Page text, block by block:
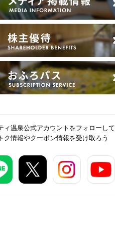
ィ温泉公式アカウントをフォローして
ク情報やクーポン情報を受け取ろう